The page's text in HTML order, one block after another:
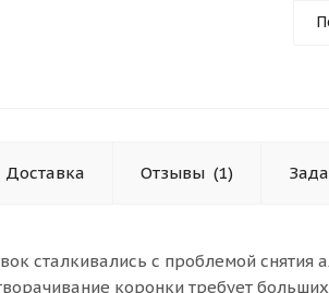
Доставка Отзывы (1)
сталкивались с проблемой снятия
коронки требует